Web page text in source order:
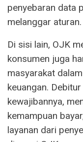
penyebaran data
melanggar aturan.
Di sisi lain, OJK
konsumen juga
masyarakat
keuangan.
kewajibannya,
kemampuan
layanan dari